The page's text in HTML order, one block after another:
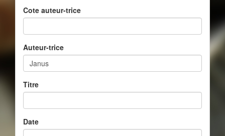
Cote auteur-trice
Auteur-trice
Titre
Date